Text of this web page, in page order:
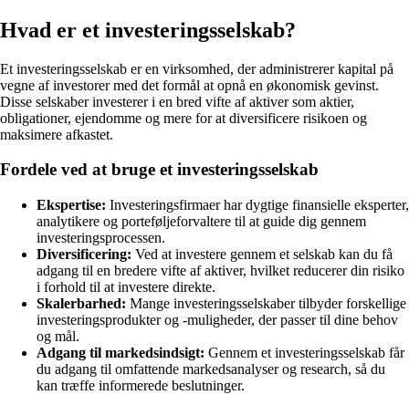
Hvad er et investeringsselskab?
Et investeringsselskab er en virksomhed, der administrerer kapital på
vegne af investorer med det formål at opnå en økonomisk gevinst.
Disse selskaber investerer i en bred vifte af aktiver som aktier,
obligationer, ejendomme og mere for at diversificere risikoen og
maksimere afkastet.
Fordele ved at bruge et investeringsselskab
Ekspertise: Investeringsfirmaer har dygtige finansielle eksperter,
analytikere og porteføljeforvaltere til at guide dig gennem
investeringsprocessen.
Diversificering: Ved at investere gennem et selskab kan du få
adgang til en bredere vifte af aktiver, hvilket reducerer din risiko
i forhold til at investere direkte.
Skalerbarhed: Mange investeringsselskaber tilbyder forskellige
investeringsprodukter og -muligheder, der passer til dine behov
og mål.
Adgang til markedsindsigt: Gennem et investeringsselskab får
du adgang til omfattende markedsanalyser og research, så du
kan træffe informerede beslutninger.